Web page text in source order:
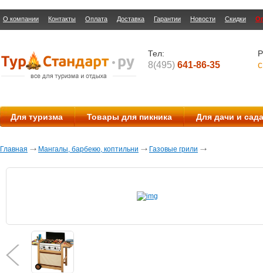
О компании Контакты Оплата Доставка Гарантии Новости Скидки
Тел:
8(495) 641-86-35
Для туризма Товары для пикника Для дачи и сада
Главная Мангалы, барбекю, коптильни Газовые грили